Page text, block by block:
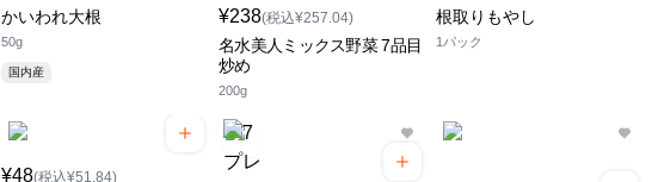
かいわれ大根
50g
国内産
¥238(税込¥257.04)
名水美人ミックス野菜 7品目
炒め
200g
根取りもやし
1パック
¥48(税込¥51.84)